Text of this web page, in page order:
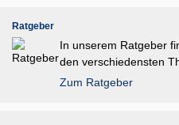
Ratgeber
In unserem Ratgeber
den verschiedensten
Zum Ratgeber